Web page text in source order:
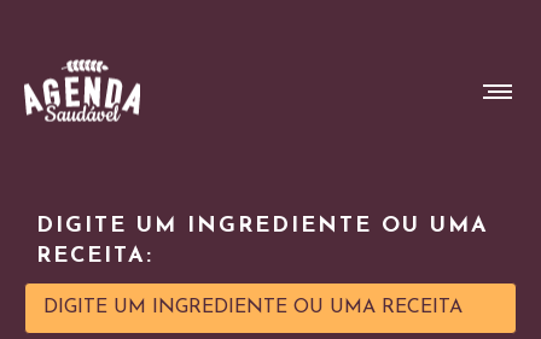
DIGITE UM INGREDIENTE OU UMA
RECEITA: